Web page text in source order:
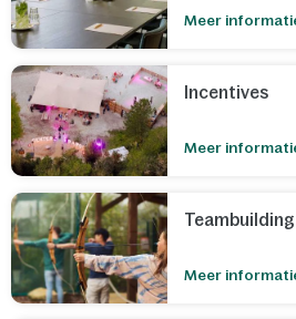
Meer
Incentives
Meer
Teambuilding
Meer